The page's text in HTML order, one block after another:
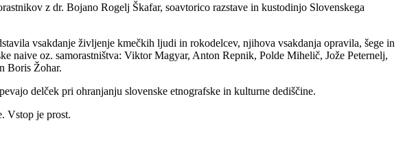
z dr. Bojano Rogelj Škafar, soavtorico razstave in kustodinjo Slovenskega
vsakdanje življenje kmečkih ljudi in rokodelcev, njihova vsakdanja opravila, šege in
naive oz. samorastništva: Viktor Magyar, Anton Repnik, Polde Mihelič, Jože Peternelj,
Boris Žohar.
delček pri ohranjanju slovenske etnografske in kulturne dediščine.
Vstop je prost.